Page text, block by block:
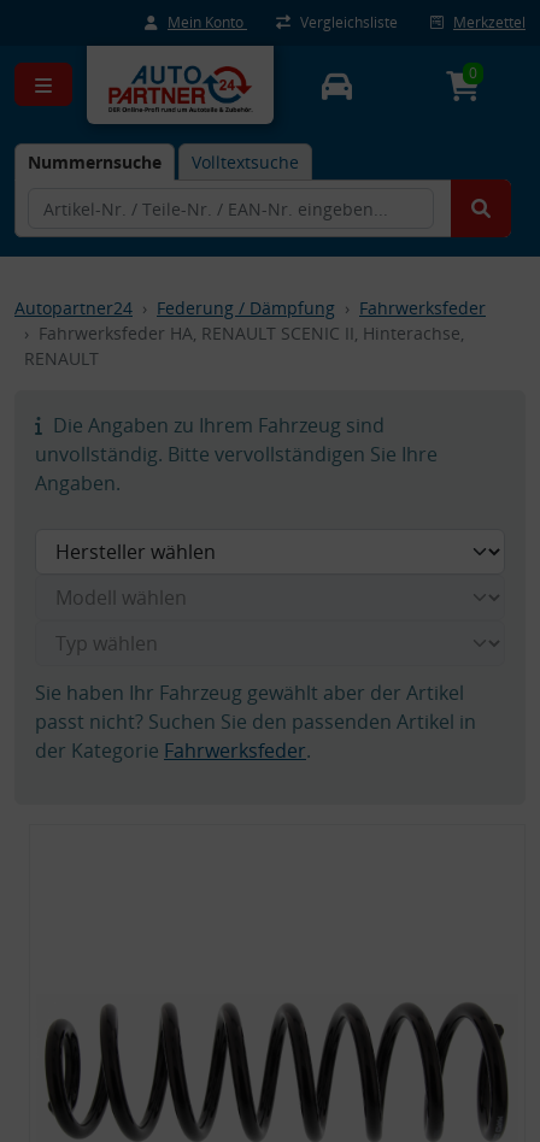
Mein Konto Vergleichsliste Merkzettel
Nummernsuche Volltextsuche
0
Autopartner24 Federung / Dämpfung
Fahrwerksfeder
Fahrwerksfeder HA, RENAULT SCENIC II, Hinterachse,
RENAULT
Die Angaben zu Ihrem Fahrzeug sind
unvollständig. Bitte vervollständigen Sie Ihre
Angaben.
Sie haben Ihr Fahrzeug gewählt aber der Artikel
passt nicht? Suchen Sie den passenden Artikel in
der Kategorie Fahrwerksfeder.